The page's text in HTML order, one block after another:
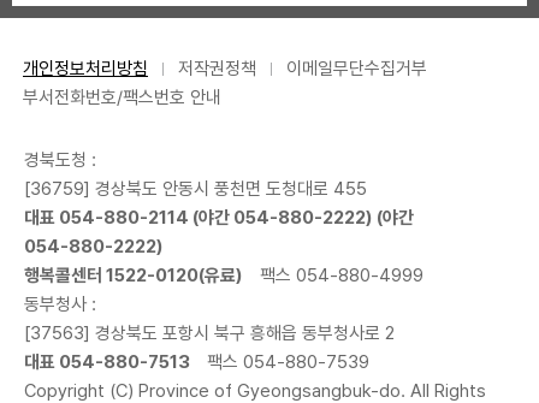
개인정보처리방침 저작권정책
이메일무단수집거부
부서전화번호/팩스번호 안내
경북도청 :
[36759] 경상북도 안동시 풍천면 도청대로 455
대표 054-880-2114 (야간 054-880-2222) (야간
054-880-2222)
행복콜센터 1522-0120(유료)
팩스 054-880-4999
동부청사 :
[37563] 경상북도 포항시 북구 흥해읍 동부청사로 2
대표 054-880-7513
팩스 054-880-7539
Copyright (C) Province of Gyeongsangbuk-do. All Rights